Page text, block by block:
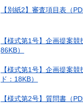
【別紙2】審査項目表（
【様式第1号】企画提案
86KB）
【様式第1号】企画提案
ド：18KB）
【様式第2号】質問書（